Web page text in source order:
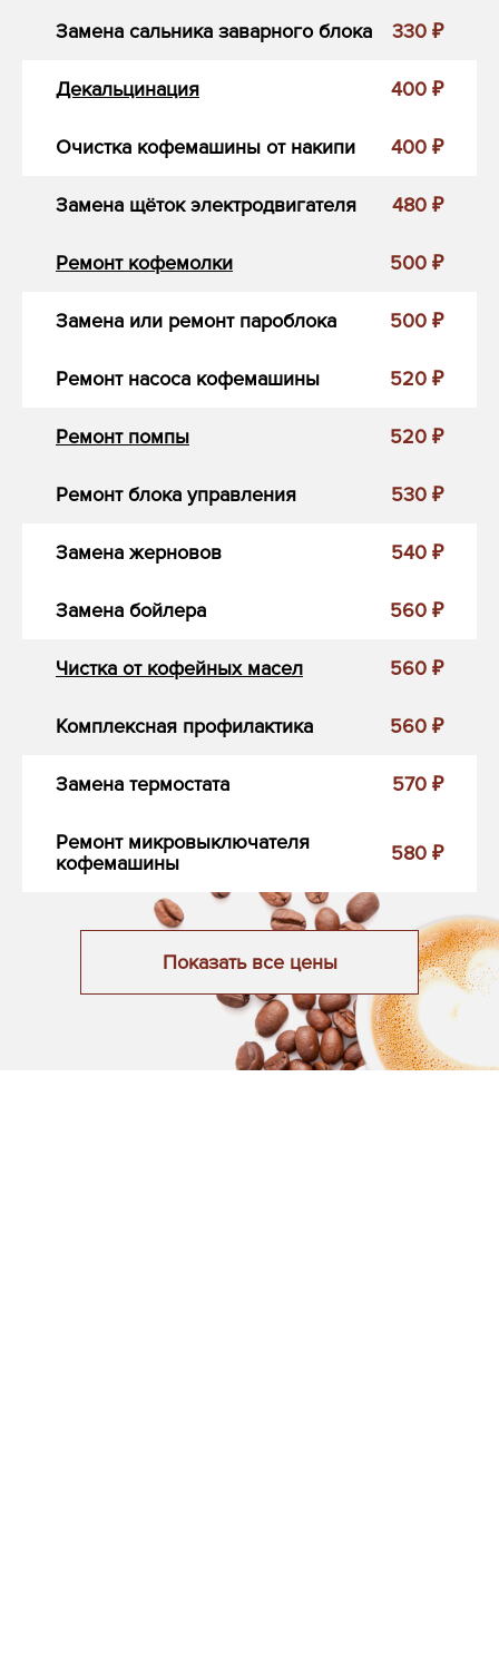
Замена сальника заварного блока 330 ₽
Декальцинация 400 ₽
Очистка кофемашины от накипи 400 ₽
Замена щёток электродвигателя 480 ₽
Ремонт кофемолки 500 ₽
Замена или ремонт пароблока 500 ₽
Ремонт насоса кофемашины 520 ₽
Ремонт помпы 520 ₽
Ремонт блока управления 530 ₽
Замена жерновов 540 ₽
Замена бойлера 560 ₽
Чистка от кофейных масел 560 ₽
Комплексная профилактика 560 ₽
Замена термостата 570 ₽
Ремонт микровыключателя
кофемашины
580 ₽
Показать все цены